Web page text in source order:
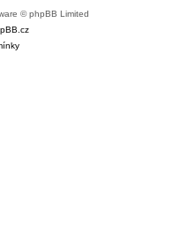
© phpBB Limited